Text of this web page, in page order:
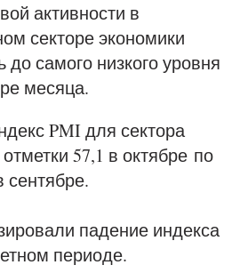
активности в
секторе экономики
самого низкого уровня
месяца.
PMI для сектора
57,1 в октябре по
сентябре.
падение индекса
периоде.